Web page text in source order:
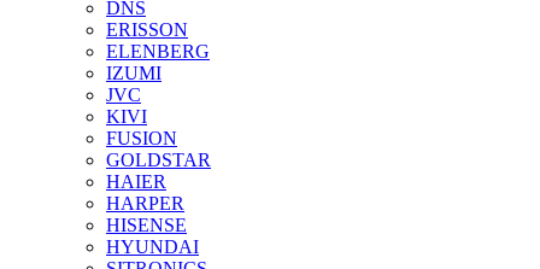
DNS
ERISSON
ELENBERG
IZUMI
JVC
KIVI
FUSION
GOLDSTAR
HAIER
HARPER
HISENSE
HYUNDAI